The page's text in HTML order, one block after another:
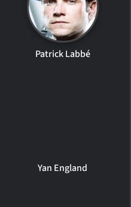
Patrick Labbé
Yan England